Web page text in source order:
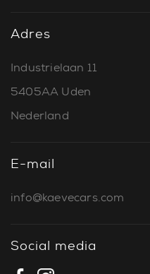
Adres
Industrielaan 11
5405AA Uden
Nederland
E-mail
info@kaevecars.com
Social media